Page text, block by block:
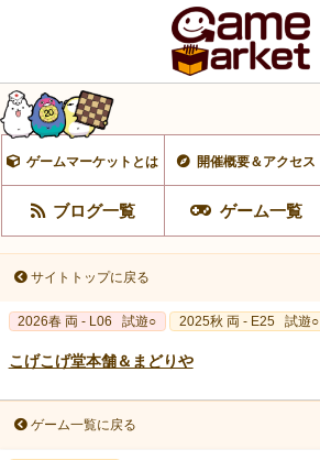
ゲームマーケットとは 開催概要＆アクセス
ブログ一覧 ゲーム一覧
サイトトップに戻る
2026春 両 - L06 試遊○ 2025秋 両 - E25 試遊○
こげこげ堂本舗＆まどりや
ゲーム一覧に戻る